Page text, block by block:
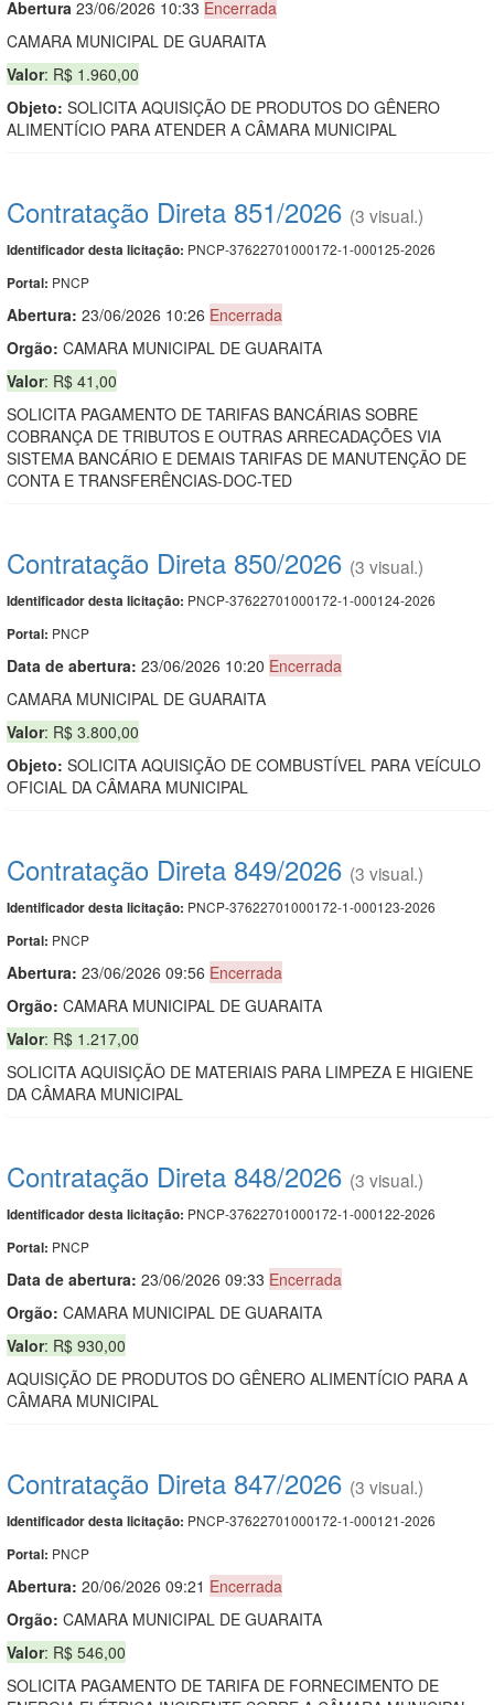
Abertura 23/06/2026 10:33 Encerrada
CAMARA MUNICIPAL DE GUARAITA
Valor: R$ 1.960,00
Objeto: SOLICITA AQUISIÇÃO DE PRODUTOS DO GÊNERO
ALIMENTÍCIO PARA ATENDER A CÂMARA MUNICIPAL
Contratação Direta 851/2026 (3 visual.)
Identificador desta licitação: PNCP-37622701000172-1-000125-2026
Portal: PNCP
Abertura: 23/06/2026 10:26 Encerrada
Orgão: CAMARA MUNICIPAL DE GUARAITA
Valor: R$ 41,00
SOLICITA PAGAMENTO DE TARIFAS BANCÁRIAS SOBRE
COBRANÇA DE TRIBUTOS E OUTRAS ARRECADAÇÕES VIA
SISTEMA BANCÁRIO E DEMAIS TARIFAS DE MANUTENÇÃO DE
CONTA E TRANSFERÊNCIAS-DOC-TED
Contratação Direta 850/2026 (3 visual.)
Identificador desta licitação: PNCP-37622701000172-1-000124-2026
Portal: PNCP
Data de abertura: 23/06/2026 10:20 Encerrada
CAMARA MUNICIPAL DE GUARAITA
Valor: R$ 3.800,00
Objeto: SOLICITA AQUISIÇÃO DE COMBUSTÍVEL PARA VEÍCULO
OFICIAL DA CÂMARA MUNICIPAL
Contratação Direta 849/2026 (3 visual.)
Identificador desta licitação: PNCP-37622701000172-1-000123-2026
Portal: PNCP
Abertura: 23/06/2026 09:56 Encerrada
Orgão: CAMARA MUNICIPAL DE GUARAITA
Valor: R$ 1.217,00
SOLICITA AQUISIÇÃO DE MATERIAIS PARA LIMPEZA E HIGIENE
DA CÂMARA MUNICIPAL
Contratação Direta 848/2026 (3 visual.)
Identificador desta licitação: PNCP-37622701000172-1-000122-2026
Portal: PNCP
Data de abertura: 23/06/2026 09:33 Encerrada
Orgão: CAMARA MUNICIPAL DE GUARAITA
Valor: R$ 930,00
AQUISIÇÃO DE PRODUTOS DO GÊNERO ALIMENTÍCIO PARA A
CÂMARA MUNICIPAL
Contratação Direta 847/2026 (3 visual.)
Identificador desta licitação: PNCP-37622701000172-1-000121-2026
Portal: PNCP
Abertura: 20/06/2026 09:21 Encerrada
Orgão: CAMARA MUNICIPAL DE GUARAITA
Valor: R$ 546,00
SOLICITA PAGAMENTO DE TARIFA DE FORNECIMENTO DE